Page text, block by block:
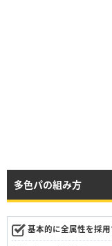
多色パの組み方
基本的に全属性を採用